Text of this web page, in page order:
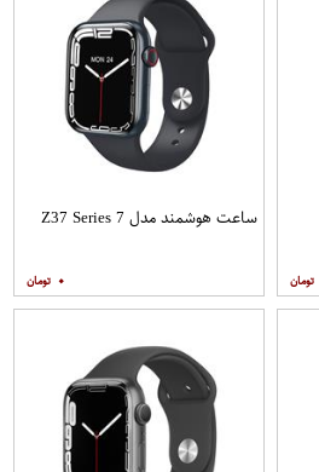
ساعت هوشمند مدل Z37 Series 7
۰